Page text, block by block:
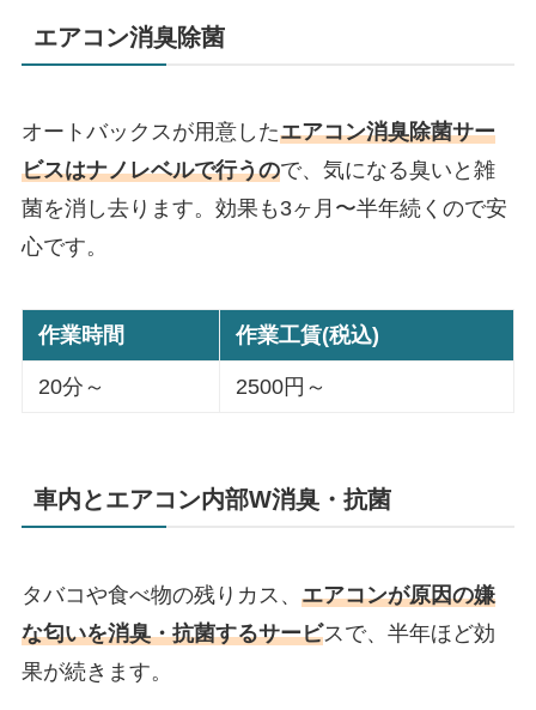
エアコン消臭除菌
オートバックスが用意したエアコン消臭除菌サー
ビスはナノレベルで行うので、気になる臭いと雑
菌を消し去ります。効果も3ヶ月〜半年続くので安
心です。
作業時間 作業工賃(税込)
20分～ 2500円～
車内とエアコン内部W消臭・抗菌
タバコや食べ物の残りカス、 エアコンが原因の嫌
な匂いを消臭・抗菌するサービスで、半年ほど効
果が続きます。